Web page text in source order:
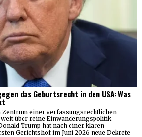
das Geburtsrecht in den USA: Was
Zentrum einer verfassungsrechtlichen
über reine Einwanderungspolitik
Trump hat nach einer klaren
Gerichtshof im Juni 2026 neue Dekrete